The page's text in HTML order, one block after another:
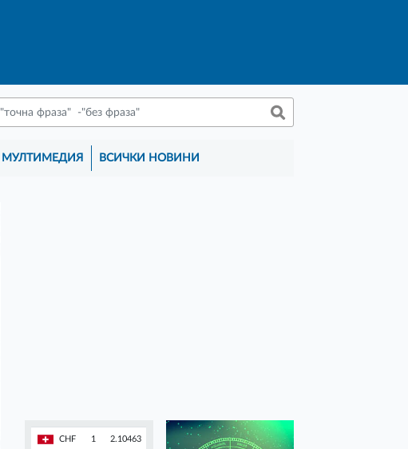
МУЛТИМЕДИЯ ВСИЧКИ НОВИНИ
CHF 1 2.10463